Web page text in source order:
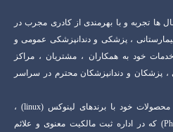
ها تجربه و با بهرمندی از کادری مجرب در
، پزشکی و دندانپزشکی عمومی و
خود به همکاران ، مشتریان ، مراکز
پزشکان و دندانپزشکان محترم در سراسر
این مجموعه در حال تولید و عرضه محصولات خود با برندهای لینوکس (linux) ،
فینیکس (Phornix) و فیزانت (Pheasant) که در اداره ثبت مالکیت معنوی و علائم